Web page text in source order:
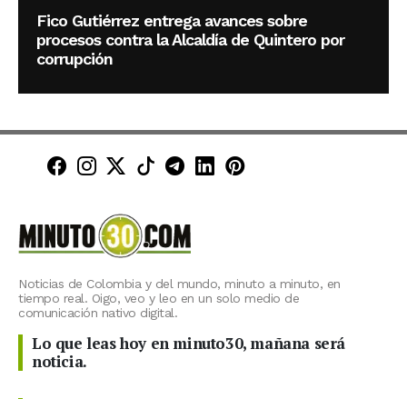
Fico Gutiérrez entrega avances sobre
procesos contra la Alcaldía de Quintero por
corrupción
Minuto30 en Facebook
Minuto30 en Instagram
Minuto30 en X (Twitter)
Minuto30 en TikTok
Canal de Minuto30 en
Minuto30 en LinkedIn
Minuto30 en
Noticias de Colombia y del mundo, minuto a minuto, en
tiempo real. Oigo, veo y leo en un solo medio de
comunicación nativo digital.
Lo que leas hoy en minuto30, mañana será
noticia.